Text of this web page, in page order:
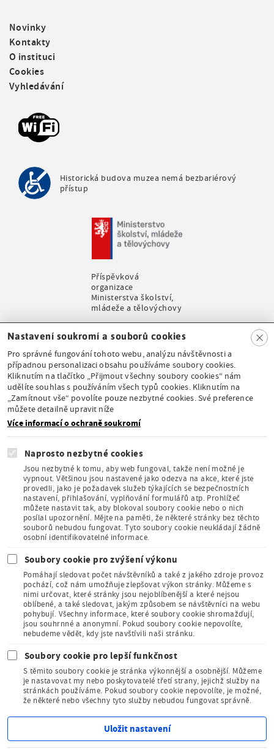
F
o
o
t
e
r
Novinky
Kontakty
O instituci
Cookies
Vyhledávání
Historická budova muzea nemá bezbariérový
přístup
Příspěvková
organizace
Ministerstva školství,
mládeže a tělovýchovy
Stálá expozice pod
záštitou České
komise pro UNESCO
Člen Asociace
muzeí a galerií
České
republiky
Člen Mezinárodního
sdružení pro dětskou
knihu
Kudy z nudy - tipy na výlet
Clo
se
Nastavení soukromí a souborů cookies
Pro správné fungování tohoto webu, analýzu návštěvnosti a
případnou personalizaci obsahu používáme soubory cookies.
Kliknutím na tlačítko „Přijmout všechny soubory cookies“ nám
udělíte souhlas s používáním všech typů cookies. Kliknutím na
„Zamítnout vše“ povolíte pouze nezbytné cookies. Své preference
můžete detailně upravit níže
Více informací o ochraně soukromí
Naprosto nezbytné cookies
Jsou nezbytné k tomu, aby web fungoval, takže není možné je
vypnout. Většinou jsou nastavené jako odezva na akce, které jste
provedli, jako je požadavek služeb týkajících se bezpečnostních
nastavení, přihlašování, vyplňování formulářů atp. Prohlížeč
můžete nastavit tak, aby blokoval soubory cookie nebo o nich
posílal upozornění. Mějte na paměti, že některé stránky bez těchto
souborů nebudou fungovat. Tyto soubory cookie neukládají žádně
osobní identifikovatelné informace.
Soubory cookie pro zvýšení výkonu
Pomáhají sledovat počet návštěvníků a také z jakého zdroje provoz
pochází, což nám umožňuje zlepšovat výkon stránky. Můžeme s
nimi určovat, které stránky jsou nejoblíbenější a které nejsou
oblíbené, a také sledovat, jakým způsobem se návštěvníci na webu
pohybují. Všechny informace, které soubory cookie shromažďují,
jsou souhrnné a anonymní. Pokud soubory cookie nepovolíte,
nebudeme vědět, kdy jste navštívili naši stránku.
Soubory cookie pro lepší funkčnost
S těmito soubory cookie je stránka výkonnější a osobnější. Můžeme
je nastavovat my nebo poskytovatelé třetí strany, jejichž služby na
stránkách používáme. Pokud soubory cookie nepovolíte, je možné,
že některé nebo všechny tyto služby nebudou fungovat správně.
Uložit nastavení